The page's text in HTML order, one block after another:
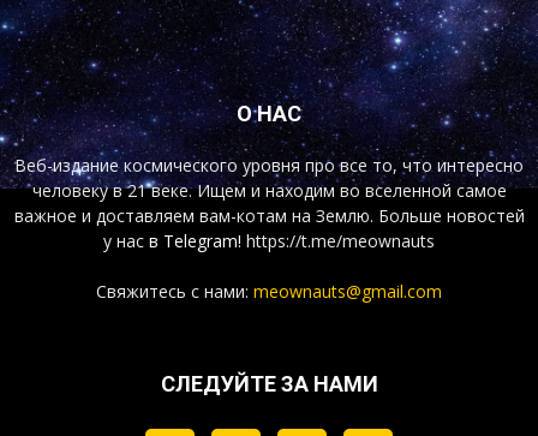
О НАС
Веб-издание космического уровня про все то, что интересно
человеку в 21 веке. Ищем и находим во вселенной самое
важное и доставляем вам-котам на Землю. Больше новостей
у нас в Telegram! https://t.me/meownauts
Свяжитесь с нами: meownauts@gmail.com
СЛЕДУЙТЕ ЗА НАМИ